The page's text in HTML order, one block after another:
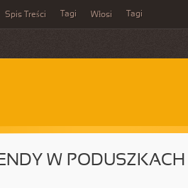
Spis Treści Tagi Włosi Tagi
W PODUSZKACH